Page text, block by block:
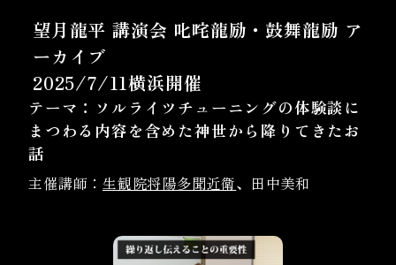
望月龍平 講演会 叱咤龍励・鼓舞龍励 ア
ーカイブ
2025/7/11横浜開催
テーマ：ソルライツチューニングの体験談に
まつわる内容を含めた神世から降りてきたお
話
主催講師： 生観院将陽多聞近衛、田中美和